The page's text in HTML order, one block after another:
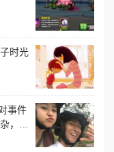
时光
事件
，引